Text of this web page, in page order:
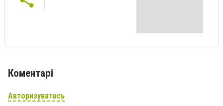
Коментарі
Авторизуватись